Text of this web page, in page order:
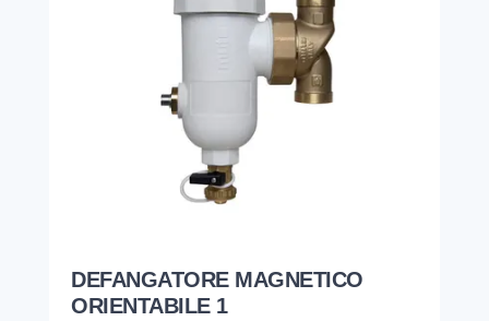
DEFANGATORE MAGNETICO
ORIENTABILE 1